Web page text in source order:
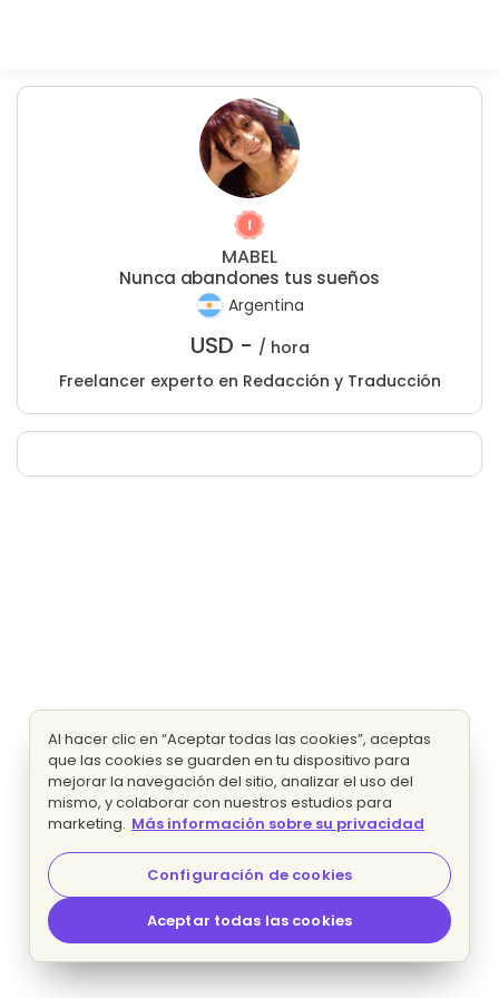
MABEL
Nunca abandones tus sueños
Argentina
USD - / hora
Freelancer experto en Redacción y Traducción
Al hacer clic en “Aceptar todas las cookies”, aceptas
que las cookies se guarden en tu dispositivo para
mejorar la navegación del sitio, analizar el uso del
mismo, y colaborar con nuestros estudios para
marketing. Más información sobre su privacidad
Configuración de cookies
Aceptar todas las cookies